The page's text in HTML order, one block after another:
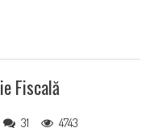
Fiscală
31 4743